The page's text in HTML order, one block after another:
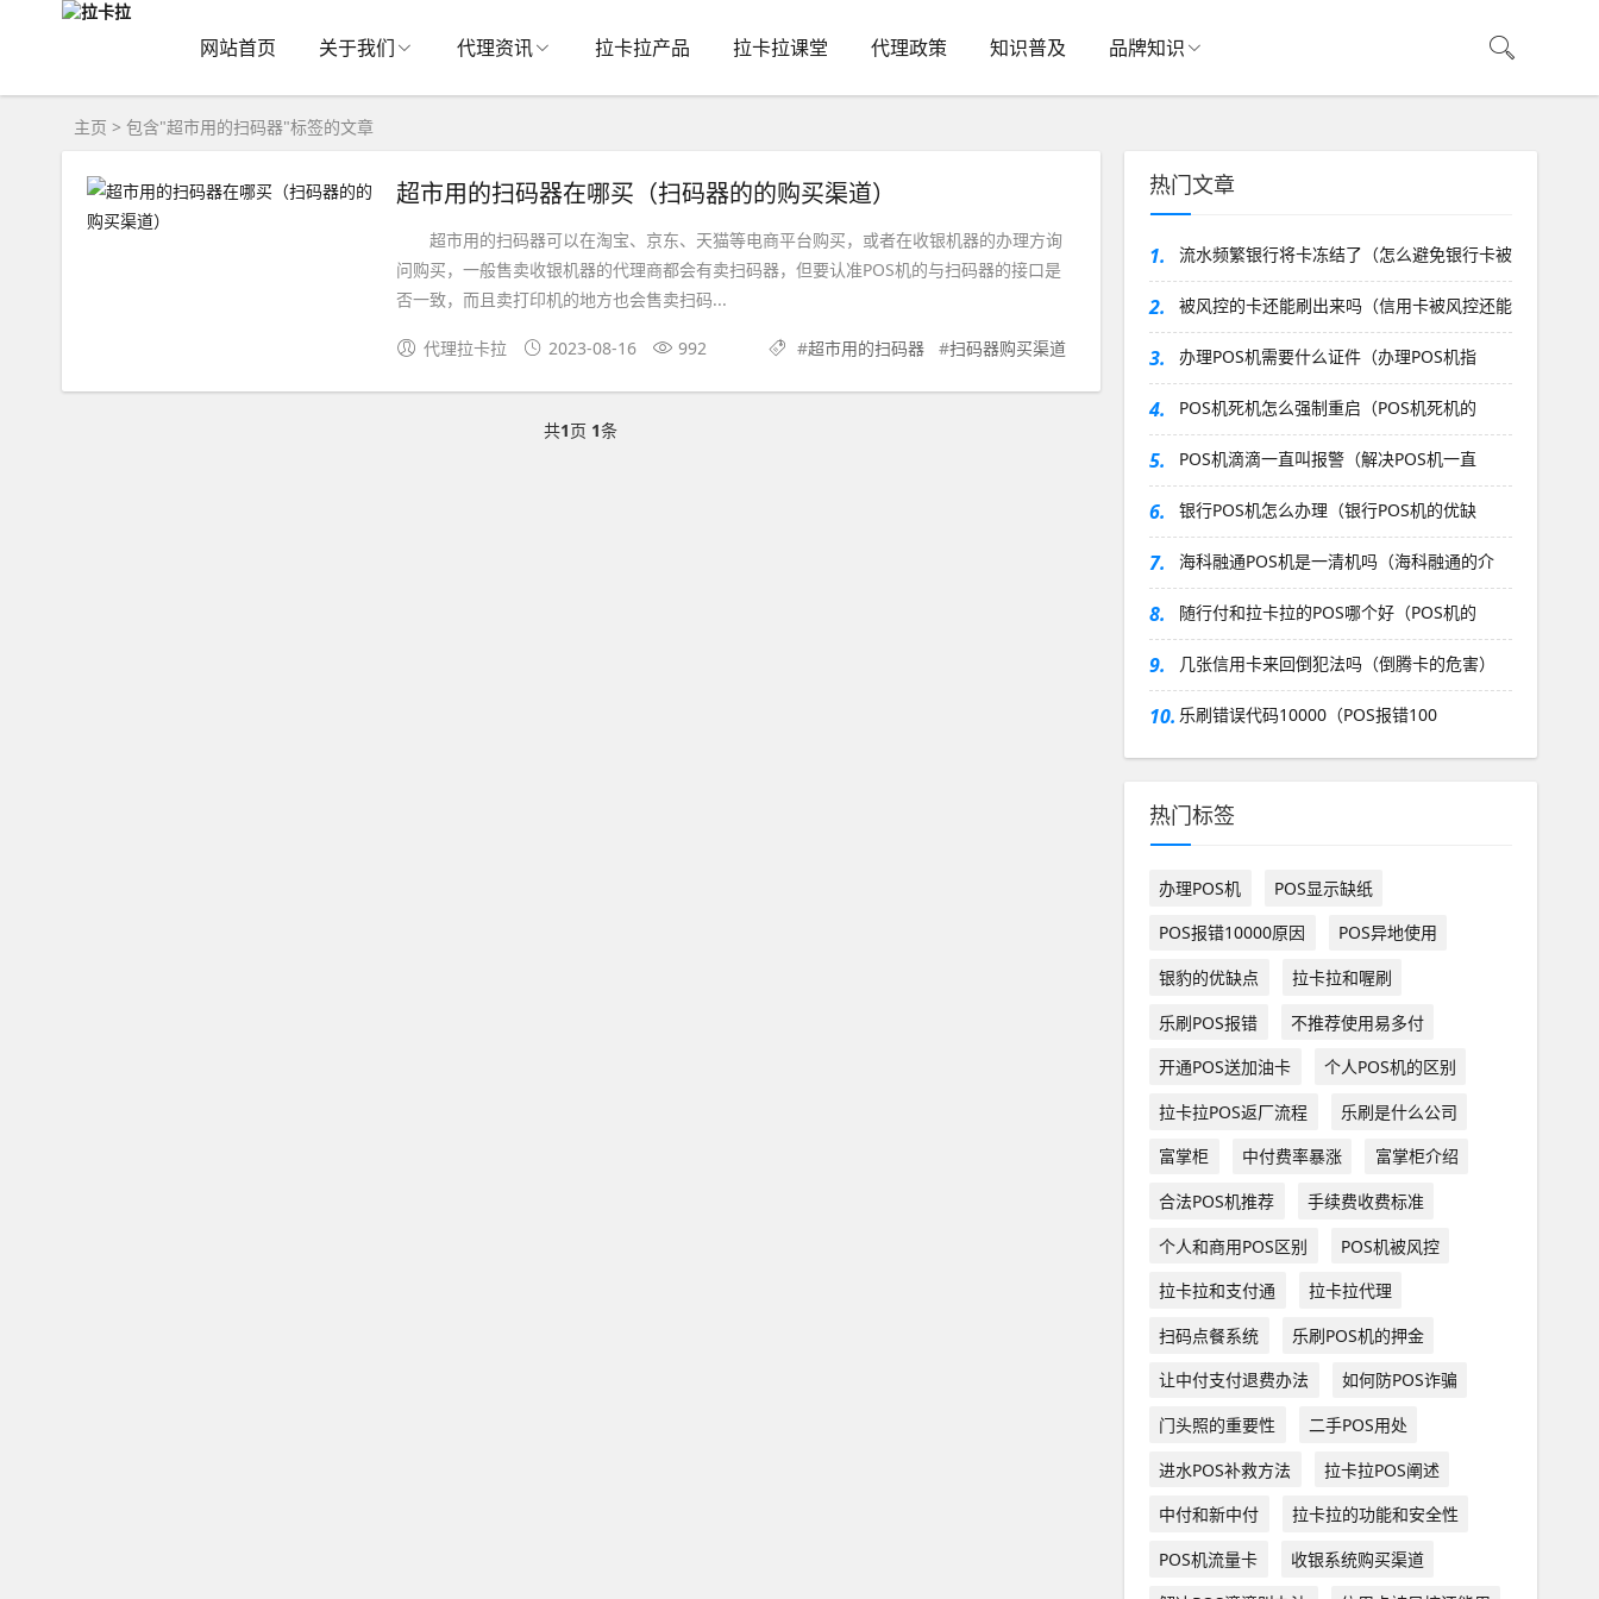
网站首页 关于我们 代理资讯 拉卡拉产品 拉卡拉课堂 代理政策 知识普及 品牌知识
主页 > 包含"超市用的扫码器"标签的文章
超市用的扫码器在哪买（扫码器的的购买渠道）
超市用的扫码器可以在淘宝、京东、天猫等电商平台购买，或者在收银机器的办理方询
问购买，一般售卖收银机器的代理商都会有卖扫码器，但要认准POS机的与扫码器的接口是
否一致，而且卖打印机的地方也会售卖扫码...
代理拉卡拉 2023-08-16 992 #超市用的扫码器 #扫码器购买渠道
共1页 1条
热门文章
1. 流水频繁银行将卡冻结了（怎么避免银行卡被
2. 被风控的卡还能刷出来吗（信用卡被风控还能
3. 办理POS机需要什么证件（办理POS机指
4. POS机死机怎么强制重启（POS机死机的
5. POS机滴滴一直叫报警（解决POS机一直
6. 银行POS机怎么办理（银行POS机的优缺
7. 海科融通POS机是一清机吗（海科融通的介
8. 随行付和拉卡拉的POS哪个好（POS机的
9. 几张信用卡来回倒犯法吗（倒腾卡的危害）
10. 乐刷错误代码10000（POS报错100
热门标签
办理POS机
POS显示缺纸
POS报错10000原因
POS异地使用
银豹的优缺点
拉卡拉和喔刷
乐刷POS报错
不推荐使用易多付
开通POS送加油卡
个人POS机的区别
拉卡拉POS返厂流程
乐刷是什么公司
富掌柜
中付费率暴涨
富掌柜介绍
合法POS机推荐
手续费收费标准
个人和商用POS区别
POS机被风控
拉卡拉和支付通
拉卡拉代理
扫码点餐系统
乐刷POS机的押金
让中付支付退费办法
如何防POS诈骗
门头照的重要性
二手POS用处
进水POS补救方法
拉卡拉POS阐述
中付和新中付
拉卡拉的功能和安全性
POS机流量卡
收银系统购买渠道